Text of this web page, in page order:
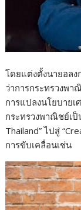
โดยแต่งตั้งนายอล
ว่าการกระทรวงพา
การแปลงนโยบาย
กระทรวงพาณิชย์เป็
Thailand” ไปสู่
การขับเคลื่อนเช่น